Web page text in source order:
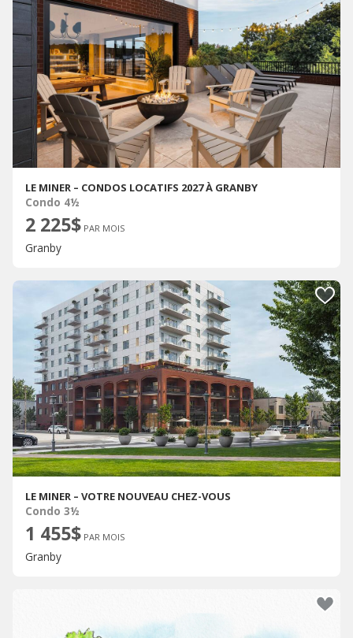
LE MINER – CONDOS LOCATIFS 2027 À GRANBY
Condo 4½
2 225$ PAR MOIS
Granby
LE MINER – VOTRE NOUVEAU CHEZ-VOUS
Condo 3½
1 455$ PAR MOIS
Granby